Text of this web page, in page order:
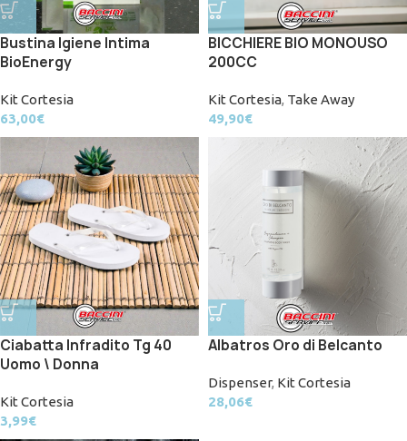
Bustina Igiene Intima
BioEnergy
Kit Cortesia
63,00€
BICCHIERE BIO MONOUSO
200CC
Kit Cortesia, Take Away
49,90€
Ciabatta Infradito Tg 40
Uomo \ Donna
Kit Cortesia
3,99€
Albatros Oro di Belcanto
Dispenser, Kit Cortesia
28,06€